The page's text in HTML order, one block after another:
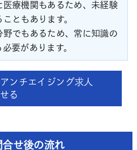
医療機関もあるため、未経験
ともあります。
野でもあるため、常に知識の
要があります。
ンチエイジング求人
る
合せ後の流れ